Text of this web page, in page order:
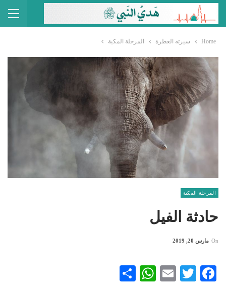
Home سيرته العطرة المرحلة المكية
المرحلة المكية
حادثة الفيل
On مارس 20, 2019
Facebook
Twitter
Email
WhatsApp